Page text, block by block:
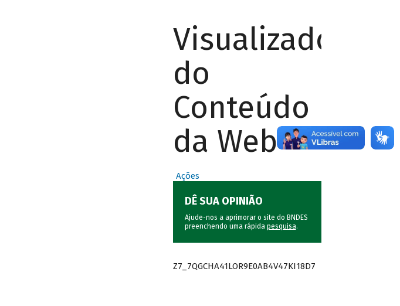
Visualizador
do
Conteúdo
da Web
Ações
DÊ SUA OPINIÃO
Ajude-nos a aprimorar o site do BNDES
preenchendo uma rápida pesquisa.
Z7_7QGCHA41LOR9E0AB4V47KI18D7